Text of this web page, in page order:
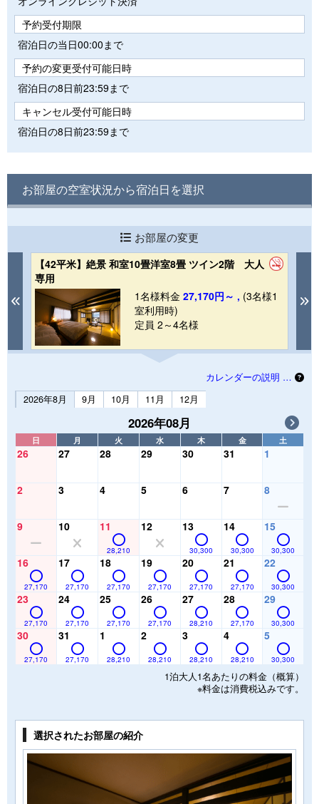
予約受付期限
宿泊日の当日00:00まで
予約の変更受付可能日時
宿泊日の8日前23:59まで
キャンセル受付可能日時
宿泊日の8日前23:59まで
お部屋の空室状況から宿泊日を選択
お部屋の変更
Previous
【42平米】絶景 和室10畳洋室8畳 ツイン2階 大人
専用
1名様料金 27,170円～ , (3名様1
室利用時)
定員 2～4名様
カレンダーの説明 …
2026年8月
9月 10月 11月 12月
2026年08月
日 月 火 水 木 金 土
26 27 28 29 30 31 1
2 3 4 5 6 7 8
9 10 11
28,210
12 13
30,300
14
30,300
15
30,300
16
27,170
17
27,170
18
27,170
19
27,170
20
27,170
21
27,170
22
30,300
23
27,170
24
27,170
25
27,170
26
27,170
27
28,210
28
27,170
29
30,300
30
27,170
31
27,170
1
28,210
2
28,210
3
28,210
4
28,210
5
30,300
1泊大人1名あたりの料金（概算）
※料金は消費税込みです。
選択されたお部屋の紹介